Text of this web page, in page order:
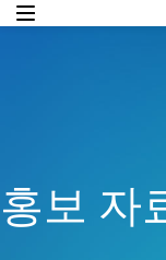
홍보 자